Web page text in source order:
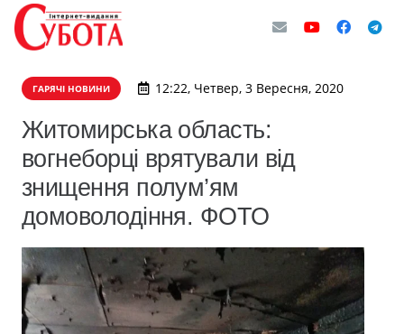
ГАРЯЧІ НОВИНИ 12:22, Четвер, 3 Вересня, 2020
Житомирська область:
вогнеборці врятували від
знищення полум’ям
домоволодіння. ФОТО